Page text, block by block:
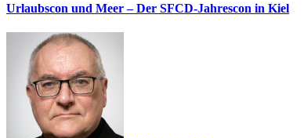
Urlaubscon und Meer – Der SFCD-Jahrescon in Kiel